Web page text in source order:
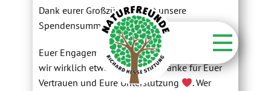
Startseite
Stiftung
Dank eurer Großzügigkeit ist unsere
Spendensumme auf 11270€ gewachsen.
Euer Engagement zeigt: Gemeinsam können
wir wirklich etwas verändern. Danke für Euer
Vertrauen und Eure Unterstützung
. Wer